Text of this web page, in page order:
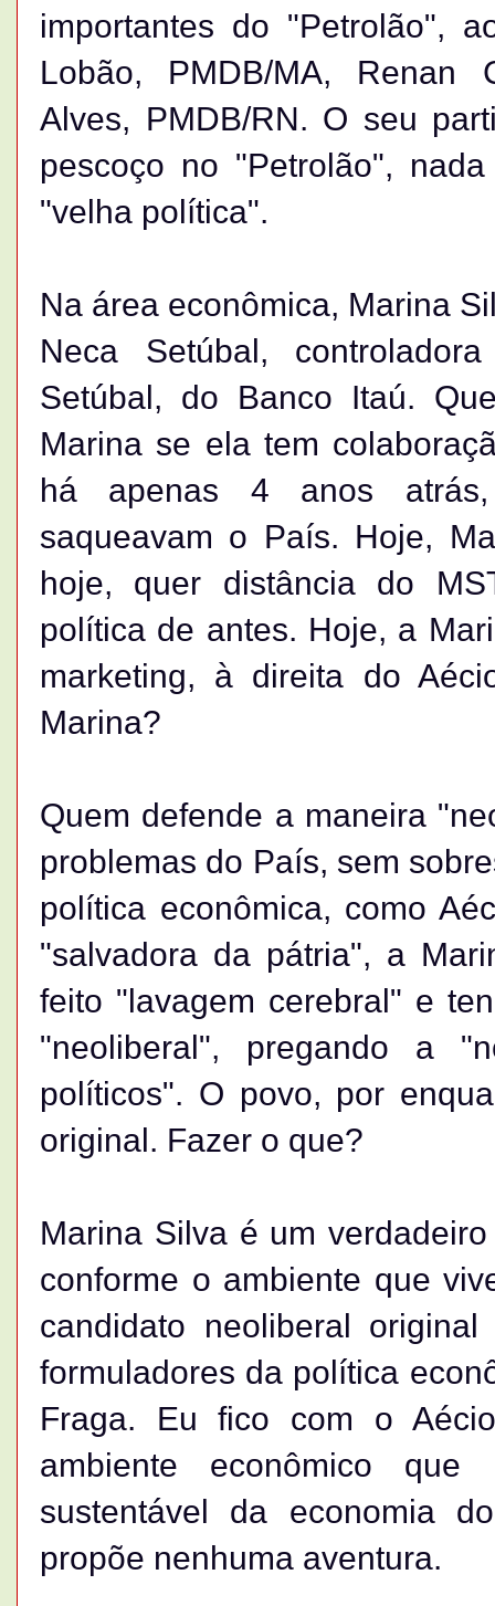
importantes do "Petrolão",
Lobão, PMDB/MA, Renan
Alves, PMDB/RN. O seu
pescoço no "Petrolão",
"velha política".
Na área econômica, Marina
Neca Setúbal,
Setúbal, do Banco Itaú.
Marina se ela tem
há apenas 4 anos
saqueavam o País. Hoje,
hoje, quer distância do
política de antes. Hoje, a
marketing, à direita do
Marina?
Quem defende a maneira
problemas do País, sem
política econômica, como
"salvadora da pátria", a
feito "lavagem cerebral" e
"neoliberal", pregando a
políticos". O povo, por
original. Fazer o que?
Marina Silva é um
conforme o ambiente que
candidato neoliberal
formuladores da política
Fraga. Eu fico com o
ambiente econômico que
sustentável da economia
propõe nenhuma aventura.